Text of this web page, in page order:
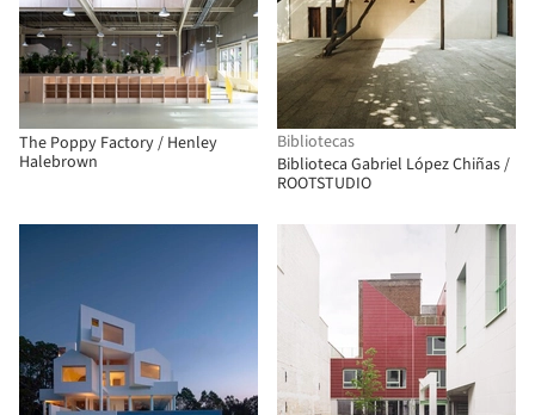
The Poppy Factory / Henley
Halebrown
Bibliotecas
Biblioteca Gabriel López Chiñas /
ROOTSTUDIO